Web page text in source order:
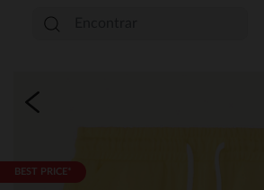
BEST PRICE*